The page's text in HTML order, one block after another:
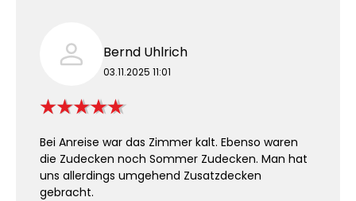
Bernd Uhlrich
03.11.2025 11:01
Bei Anreise war das Zimmer kalt. Ebenso waren
die Zudecken noch Sommer Zudecken. Man hat
uns allerdings umgehend Zusatzdecken
gebracht.